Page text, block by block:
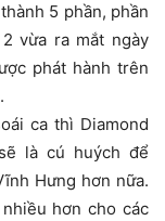
5 phần, phần
vừa ra mắt ngày
phát hành trên
ca thì Diamond
là cú huých để
Hưng hơn nữa.
hơn cho các